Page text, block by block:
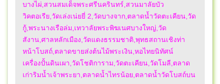
บางไผ่,สวนสมเด็จพระศรีนครินทร์,สวนมาลัยบัว
วิคตอเรีย,วัดเล่งเน่ยยี่ 2,วัดบางจาก,ตลาดน้ำวัดตะเคียน,วัด
กู้,พระนางเรือล่ม,เทวาลัยพระพิฆเนศบางใหญ่,วัด
สังาน,ศาลหลักเมือง,วัดแดงธรรมชาติ,พุทธสถานเชิงท่า
หน้าโบสถ์,ตลาดขายส่งต้นไม้พระเงิน,หอไทยนิทัศน์
เครื่องปั้นดินเผา,วัดโชติการาม,วัดตะเคียน,วัดโมลี,ตลาด
เก่าริมน้ำเจ้าพระยา,ตลาดน้ำไทรน้อย,ตลาดน้ำวัดโบสถ์บน